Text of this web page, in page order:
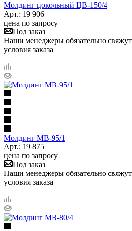
Молдинг цокольный ЦВ-150/4
Арт.: 19 906
цена по запросу
Под заказ
Наши менеджеры обязательно
условия заказа
Молдинг МВ-95/1
Арт.: 19 875
цена по запросу
Под заказ
Наши менеджеры обязательно
условия заказа